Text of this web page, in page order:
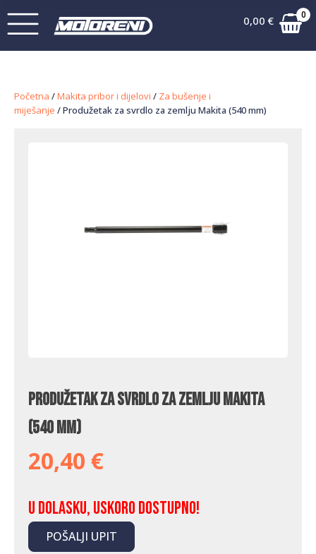
0,00 € 0
Početna /Makita pribor i dijelovi / Za bušenje i
miješanje / Produžetak za svrdlo za zemlju Makita (540 mm)
Produžetak za svrdlo za zemlju Makita
(540 mm)
20,40 €
U dolasku, uskoro dostupno!
POŠALJI UPIT